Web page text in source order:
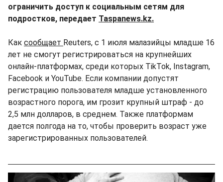
ограничить доступ к социальным сетям для
подростков, передает Taspanews.kz.
Как сообщает Reuters, с 1 июля малазийцы младше 16
лет не смогут регистрироваться на крупнейших
онлайн-платформах, среди которых TikTok, Instagram,
Facebook и YouTube. Если компании допустят
регистрацию пользователя младше установленного
возрастного порога, им грозит крупный штраф - до
2,5 млн долларов, в среднем. Также платформам
дается полгода на то, чтобы проверить возраст уже
зарегистрированных пользователей.